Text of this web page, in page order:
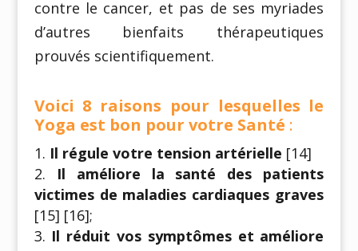
contre le cancer, et pas de ses myriades
d’autres bienfaits thérapeutiques
prouvés scientifiquement.
Voici 8 raisons pour lesquelles le
Yoga est bon pour votre Santé :
Il régule votre tension artérielle [14]
Il améliore la santé des patients
victimes de maladies cardiaques graves
[15] [16];
Il réduit vos symptômes et améliore